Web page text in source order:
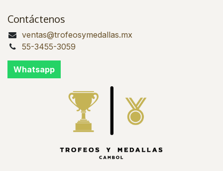
Contáctenos
ventas@trofeosymedallas.mx
55-3455-3059
Whatsapp